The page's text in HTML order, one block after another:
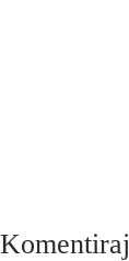
Komentiraj